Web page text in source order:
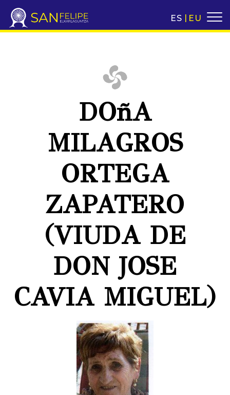
ES EU
DOñA
MILAGROS
ORTEGA
ZAPATERO
(VIUDA DE
DON JOSE
CAVIA MIGUEL)